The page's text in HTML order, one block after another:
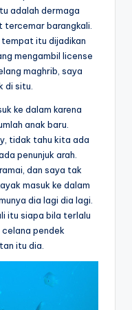
adalah dermaga
barangkali.
tempat itu dijadikan
mengambil license
maghrib, saya
di situ.
ke dalam karena
anak baru.
tidak tahu kita ada
penunjuk arah.
dan saya tak
masuk ke dalam
dia lagi dia lagi.
itu siapa bila terlalu
celana pendek
itu dia.